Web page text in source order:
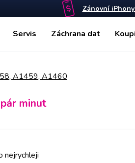
Zánovní
Servis Záchrana dat
A1459, A1460
minut
nejrychleji